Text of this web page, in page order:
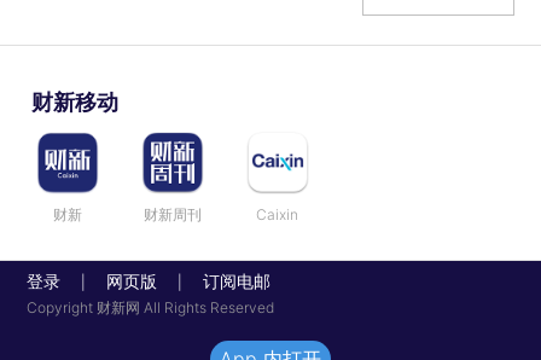
财新移动
财新 财新周刊 Caixin
登录 网页版 订阅电邮
Copyright 财新网 All Rights Reserved